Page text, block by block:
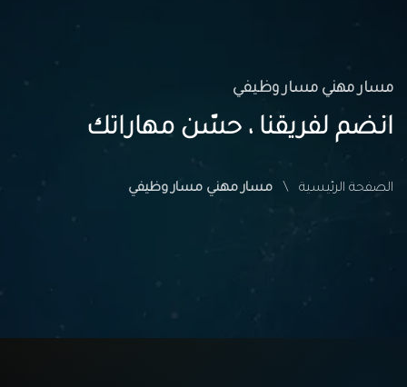
مسار مهني مسار وظيفي
انضم لفريقنا ، حسّن مهاراتك
الصفحة الرئيسية مسار مهني مسار وظيفي